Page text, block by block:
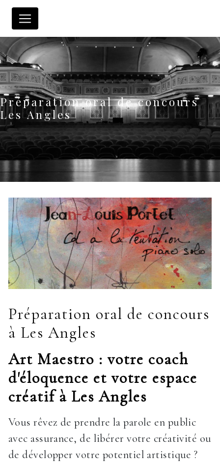
Panneau de gestion des cookies
Préparation oral de concours
Les Angles
Préparation oral de concours
à Les Angles
Art Maestro : votre coach
d'éloquence et votre espace
créatif à Les Angles
Vous rêvez de prendre la parole en public
avec assurance, de libérer votre créativité ou
de développer votre potentiel artistique ?